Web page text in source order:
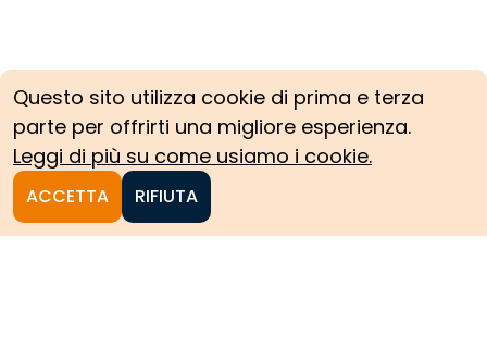
Questo sito utilizza cookie di prima e terza
parte per offrirti una migliore esperienza.
Leggi di più su come usiamo i cookie.
ACCETTA RIFIUTA